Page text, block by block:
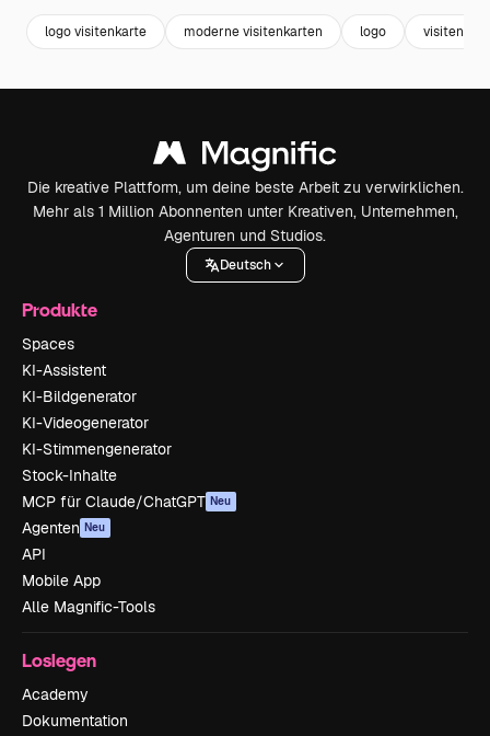
logo visitenkarte moderne visitenkarten logo
Die kreative Plattform, um deine beste Arbeit zu verwirklichen.
Mehr als 1 Million Abonnenten unter Kreativen, Unternehmen,
Agenturen und Studios.
Deutsch
Produkte
Spaces
KI-Assistent
KI-Bildgenerator
KI-Videogenerator
KI-Stimmengenerator
Stock-Inhalte
MCP für Claude/ChatGPT Neu
Agenten Neu
API
Mobile App
Alle Magnific-Tools
Loslegen
Academy
Dokumentation